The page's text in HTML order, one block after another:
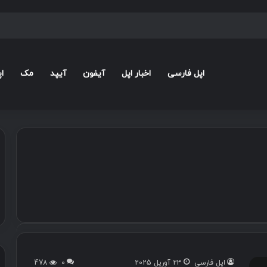
اپل فارسی اخبار اپل آیفون آیپد مک
اپل فارسی 23 آوریل 2025 0
478